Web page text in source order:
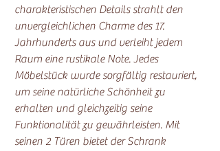
charakteristischen Details strahlt den
unvergleichlichen Charme des 17.
Jahrhunderts aus und verleiht jedem
Raum eine rustikale Note. Jedes
Möbelstück wurde sorgfältig restauriert,
um seine natürliche Schönheit zu
erhalten und gleichzeitig seine
Funktionalität zu gewährleisten. Mit
seinen 2 Türen bietet der Schrank